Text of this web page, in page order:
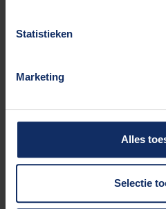
Statistieken
Marketing
Alles
Selectie
Vragen,
Of wil je
Manager